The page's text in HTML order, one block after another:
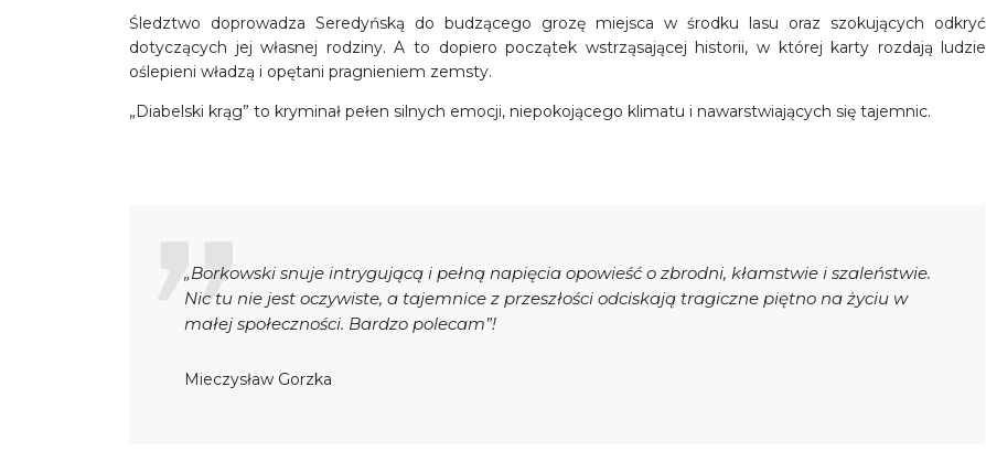
Śledztwo doprowadza Seredyńską do budzącego grozę miejsca w środku lasu oraz szokujących odkryć
dotyczących jej własnej rodziny. A to dopiero początek wstrząsającej historii, w której karty rozdają ludzie
oślepieni władzą i opętani pragnieniem zemsty.
„Diabelski krąg” to kryminał pełen silnych emocji, niepokojącego klimatu i nawarstwiających się tajemnic.
„Borkowski snuje intrygującą i pełną napięcia opowieść o zbrodni, kłamstwie i szaleństwie.
Nic tu nie jest oczywiste, a tajemnice z przeszłości odciskają tragiczne piętno na życiu w
małej społeczności. Bardzo polecam”!
Mieczysław Gorzka